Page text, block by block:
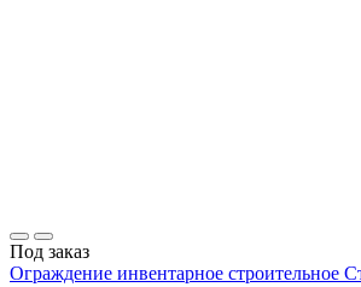
Под заказ
Ограждение инвентарное строительное